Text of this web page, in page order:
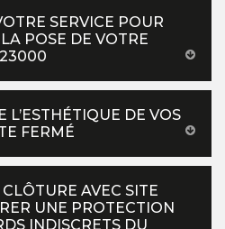
SERVICE POUR
POSE DE VOTRE
L’ESTHÉTIQUE DE VOS
FERMÉ
AVEC SITE
UNE PROTECTION
INDISCRETS DU